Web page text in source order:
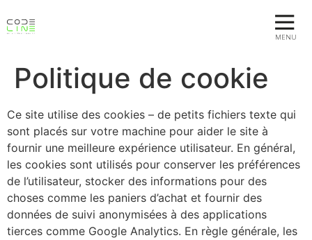
MENU
Politique de cookie
Ce site utilise des cookies – de petits fichiers texte qui
sont placés sur votre machine pour aider le site à
fournir une meilleure expérience utilisateur. En général,
les cookies sont utilisés pour conserver les préférences
de l’utilisateur, stocker des informations pour des
choses comme les paniers d’achat et fournir des
données de suivi anonymisées à des applications
tierces comme Google Analytics. En règle générale, les